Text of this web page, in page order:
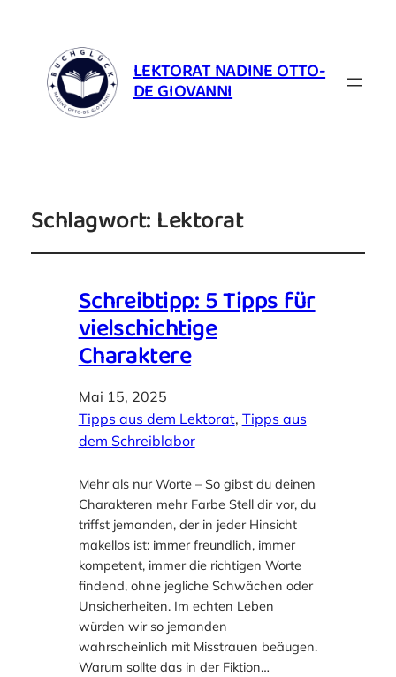
LEKTORAT NADINE OTTO-
DE GIOVANNI
Schlagwort:Lektorat
Schreibtipp: 5 Tipps für
vielschichtige
Charaktere
Mai 15, 2025
Tipps aus dem Lektorat, Tipps aus
dem Schreiblabor
Mehr als nur Worte – So gibst du deinen
Charakteren mehr Farbe Stell dir vor, du
triffst jemanden, der in jeder Hinsicht
makellos ist: immer freundlich, immer
kompetent, immer die richtigen Worte
findend, ohne jegliche Schwächen oder
Unsicherheiten. Im echten Leben
würden wir so jemanden
wahrscheinlich mit Misstrauen beäugen.
Warum sollte das in der Fiktion…